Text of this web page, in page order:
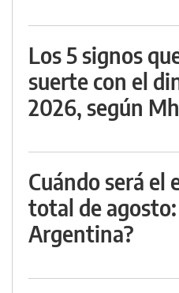
Los 5 signos
suerte con el
2026, según
Cuándo será el
total de agosto:
Argentina?